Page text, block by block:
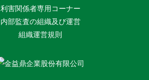
利害関係者専用コーナー
内部監査の組織及び運営
組織運営規則